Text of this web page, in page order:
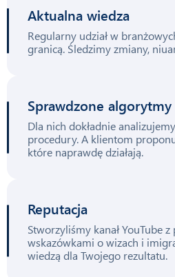
Aktualna wiedza
Regularny udział w
granicą. Śledzimy zmiany,
Sprawdzone algorytmy
Dla nich dokładnie
procedury. A klientom
które naprawdę działają.
Reputacja
Stworzyliśmy kanał YouTube
wskazówkami o wizach i
wiedzą dla Twojego rezultatu.